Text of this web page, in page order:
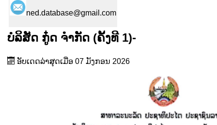
ned.database@gmail.com
ບໍລິສັດ ກູ໋ດ ຈຳກັດ (ຄັ້ງທີ 1)-
ອັບເດດລ່າສຸດເມື່ອ 07 ມັງກອນ 2026